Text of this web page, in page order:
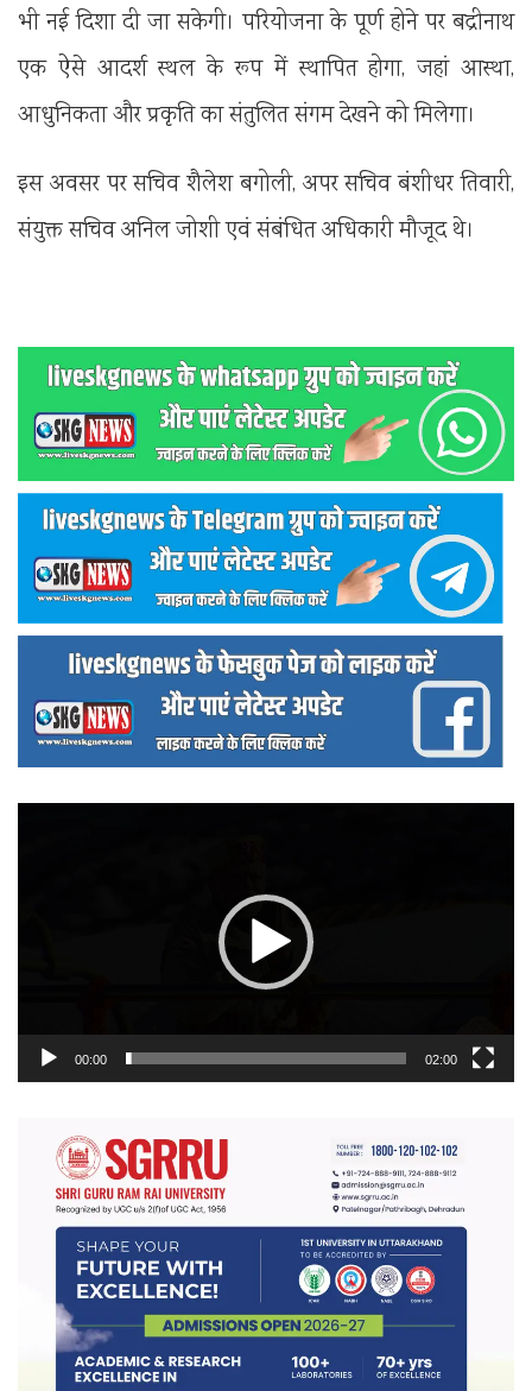
भी नई दिशा दी जा सकेगी। परियोजना के पूर्ण होने पर बद्रीनाथ
एक ऐसे आदर्श स्थल के रूप में स्थापित होगा, जहां आस्था,
आधुनिकता और प्रकृति का संतुलित संगम देखने को मिलेगा।
इस अवसर पर सचिव शैलेश बगोली, अपर सचिव बंशीधर तिवारी,
संयुक्त सचिव अनिल जोशी एवं संबंधित अधिकारी मौजूद थे।
00:00 02:00